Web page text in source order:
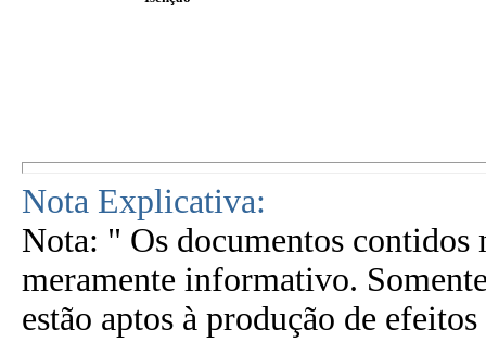
Nota Explicativa:
Nota: " Os documentos contidos
meramente informativo.
estão aptos à produção de